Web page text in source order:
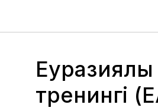
тренингі